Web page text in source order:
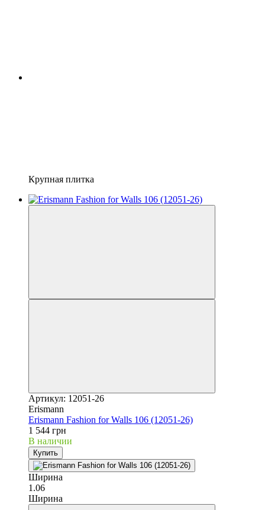
Крупная плитка
Артикул: 12051-26
Erismann
Erismann Fashion for Walls 106 (12051-26)
1 544 грн
В наличии
Купить
Ширина
1.06
Ширина